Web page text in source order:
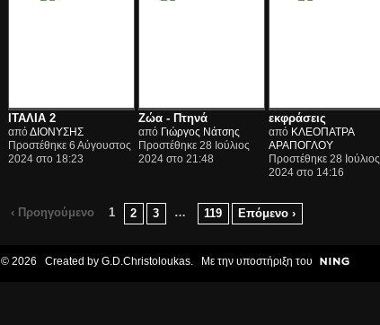
ΙΤΑΛΙΑ 2
απόΔΙΟΝΥΣΗΣ
Προστέθηκε 6 Αύγουστος
2024 στο 18:23
Ζώα - Πτηνά
από Γιώργος Νάτσης
Προστέθηκε 28 Ιούλιος
2024 στο 21:48
εκφράσεις
από ΚΛΕΟΠΑΤΡΑ
ΑΡΑΠΟΓΛΟΥ
Προστέθηκε 28 Ιούλιος
2024 στο 14:16
‹ Προηγούμενο 1 2 3 … 119 Επόμενο ›
© 2026 Created by G.D.Christoloukas. Με την υποστήριξη του